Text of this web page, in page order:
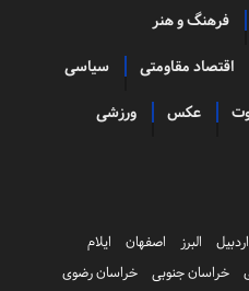
فرهنگ و هنر
اقتصاد مقاومتی سیاسی
عکس ورزشی
اردبیل البرز اصفهان
ایلام
خراسان جنوبی خراسان رضوی